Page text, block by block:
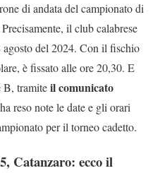
di andata del campionato di
il club calabrese
agosto del 2024. Con il fischio
è fissato alle ore 20,30. E
B, tramiteil comunicato
reso note le date e gli orari
per il torneo cadetto.
Catanzaro: ecco il